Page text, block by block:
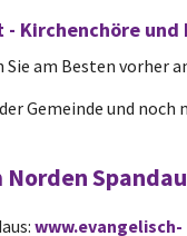
Kirchenchöre und
am Besten vorher
Gemeinde und
Norden
www.evangelisch-